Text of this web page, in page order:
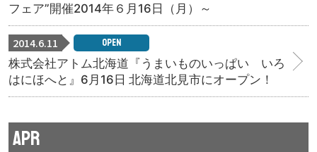
フェア”開催2014年６月16日（月）～
2014.6.11 OPEN
株式会社アトム北海道『うまいものいっぱい いろ
はにほへと』6月16日 北海道北見市にオープン！
APR